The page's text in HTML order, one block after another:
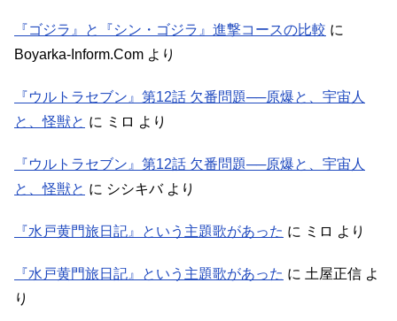
『ゴジラ』と『シン・ゴジラ』進撃コースの比較 に
Boyarka-Inform.Com より
『ウルトラセブン』第12話 欠番問題──原爆と、宇宙人
と、怪獣と に ミロ より
『ウルトラセブン』第12話 欠番問題──原爆と、宇宙人
と、怪獣と に シシキバより
『水戸黄門旅日記』という主題歌があった に ミロ より
『水戸黄門旅日記』という主題歌があった に 土屋正信 よ
り